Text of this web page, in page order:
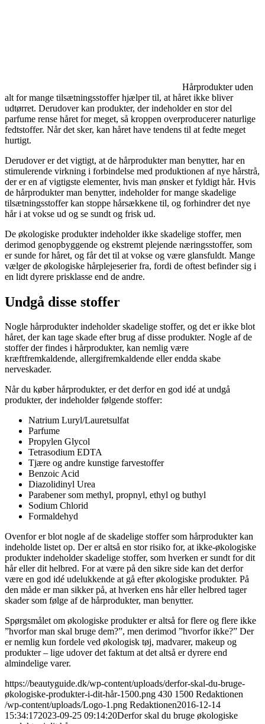
Hårprodukter uden
alt for mange tilsætningsstoffer hjælper til, at håret ikke bliver
udtørret. Derudover kan produkter, der indeholder en stor del
parfume rense håret for meget, så kroppen overproducerer naturlige
fedtstoffer. Når det sker, kan håret have tendens til at fedte meget
hurtigt.
Derudover er det vigtigt, at de hårprodukter man benytter, har en
stimulerende virkning i forbindelse med produktionen af nye hårstrå,
der er en af vigtigste elementer, hvis man ønsker et fyldigt hår. Hvis
de hårprodukter man benytter, indeholder for mange skadelige
tilsætningsstoffer kan stoppe hårsækkene til, og forhindrer det nye
hår i at vokse ud og se sundt og frisk ud.
De økologiske produkter indeholder ikke skadelige stoffer, men
derimod genopbyggende og ekstremt plejende næringsstoffer, som
er sunde for håret, og får det til at vokse og være glansfuldt. Mange
vælger de økologiske hårplejeserier fra, fordi de oftest befinder sig i
en lidt dyrere prisklasse end de andre.
Undgå disse stoffer
Nogle hårprodukter indeholder skadelige stoffer, og det er ikke blot
håret, der kan tage skade efter brug af disse produkter. Nogle af de
stoffer der findes i hårprodukter, kan nemlig være
kræftfremkaldende, allergifremkaldende eller endda skabe
nerveskader.
Når du køber hårprodukter, er det derfor en god idé at undgå
produkter, der indeholder følgende stoffer:
Natrium Luryl/Lauretsulfat
Parfume
Propylen Glycol
Tetrasodium EDTA
Tjære og andre kunstige farvestoffer
Benzoic Acid
Diazolidinyl Urea
Parabener som methyl, propnyl, ethyl og buthyl
Sodium Chlorid
Formaldehyd
Ovenfor er blot nogle af de skadelige stoffer som hårprodukter kan
indeholde listet op. Der er altså en stor risiko for, at ikke-økologiske
produkter indeholder skadelige stoffer, som hverken er sundt for dit
hår eller dit helbred. For at være på den sikre side kan det derfor
være en god idé udelukkende at gå efter økologiske produkter. På
den måde er man sikker på, at hverken ens hår eller helbred tager
skader som følge af de hårprodukter, man benytter.
Spørgsmålet om økologiske produkter er altså for flere og flere ikke
”hvorfor man skal bruge dem?”, men derimod ”hvorfor ikke?” Der
er nemlig kun fordele ved økologisk tøj, madvarer, makeup og
produkter – lige udover det faktum at det altså er dyrere end
almindelige varer.
https://beautyguide.dk/wp-content/uploads/derfor-skal-du-bruge-
økologiske-produkter-i-dit-hår-1500.png 430 1500 Redaktionen
/wp-content/uploads/Logo-1.png Redaktionen2016-12-14
15:34:172023-09-25 09:14:20Derfor skal du bruge økologiske